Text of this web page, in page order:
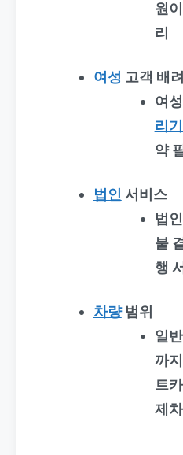
원
리
여성 고객 배려
여
리
약
법인 서비스
법
불
행
차량범위
일
까
트
제